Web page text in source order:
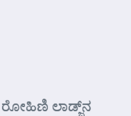
ಲಾಡ್ಜ್‌ನ